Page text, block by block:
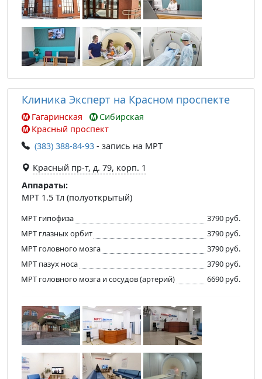
Клиника Эксперт на Красном проспекте
Гагаринская
Сибирская
Красный проспект
(383) 388-84-93 - запись на МРТ
Красный пр-т, д. 79, корп. 1
Аппараты:
МРТ 1.5 Тл (полуоткрытый)
МРТ гипофиза
3790 руб.
МРТ глазных орбит
3790 руб.
МРТ головного мозга
3790 руб.
МРТ пазух носа
3790 руб.
МРТ головного мозга и сосудов (артерий)
6690 руб.